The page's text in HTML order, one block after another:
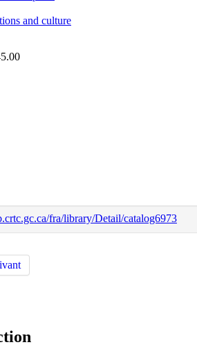
and culture
fra/library/Detail/catalog6973